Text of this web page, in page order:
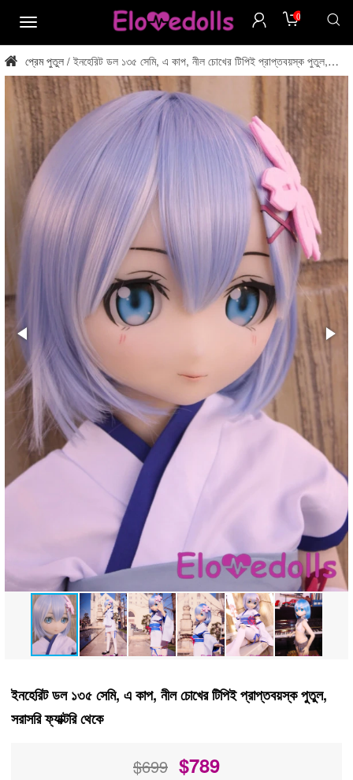
মেনু
0
প্রেম পুতুল / ইনহেরিট ডল ১৩৫ সেমি, এ কাপ, নীল চোখের টিপিই প্রাপ্তবয়স্ক পুতুল,
সরাসরি ফ্যাক্টরি থেকে
ইনহেরিট ডল ১৩৫ সেমি, এ কাপ, নীল চোখের টিপিই প্রাপ্তবয়স্ক পুতুল,
সরাসরি ফ্যাক্টরি থেকে
$699 $789